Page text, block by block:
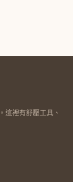
這裡有舒壓工具、